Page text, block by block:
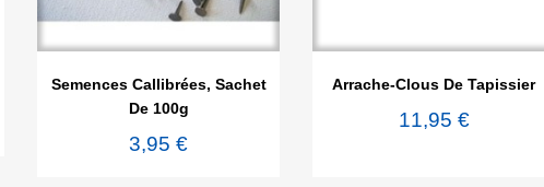
Aperçu rapide
Semences Callibrées, Sachet
De 100g
3,95 €

Arrache-Clous De Tapissier
11,95 €